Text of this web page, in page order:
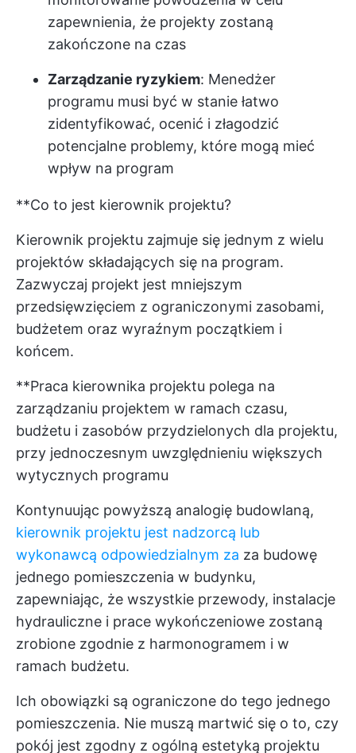
zapewnienia, że projekty zostaną
zakończone na czas
Zarządzanie ryzykiem: Menedżer
programu musi być w stanie łatwo
zidentyfikować, ocenić i złagodzić
potencjalne problemy, które mogą mieć
wpływ na program
**Co to jest kierownik projektu?
Kierownik projektu zajmuje się jednym z wielu
projektów składających się na program.
Zazwyczaj projekt jest mniejszym
przedsięwzięciem z ograniczonymi zasobami,
budżetem oraz wyraźnym początkiem i
końcem.
**Praca kierownika projektu polega na
zarządzaniu projektem w ramach czasu,
budżetu i zasobów przydzielonych dla projektu,
przy jednoczesnym uwzględnieniu większych
wytycznych programu
Kontynuując powyższą analogię budowlaną,
kierownik projektu jest nadzorcą lub
wykonawcą odpowiedzialnym za za budowę
jednego pomieszczenia w budynku,
zapewniając, że wszystkie przewody, instalacje
hydrauliczne i prace wykończeniowe zostaną
zrobione zgodnie z harmonogramem i w
ramach budżetu.
Ich obowiązki są ograniczone do tego jednego
pomieszczenia. Nie muszą martwić się o to, czy
pokój jest zgodny z ogólną estetyką projektu